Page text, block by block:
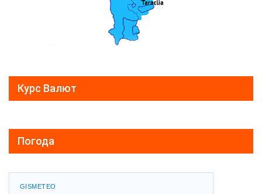
Курс Валют
Погода
GISMETEO